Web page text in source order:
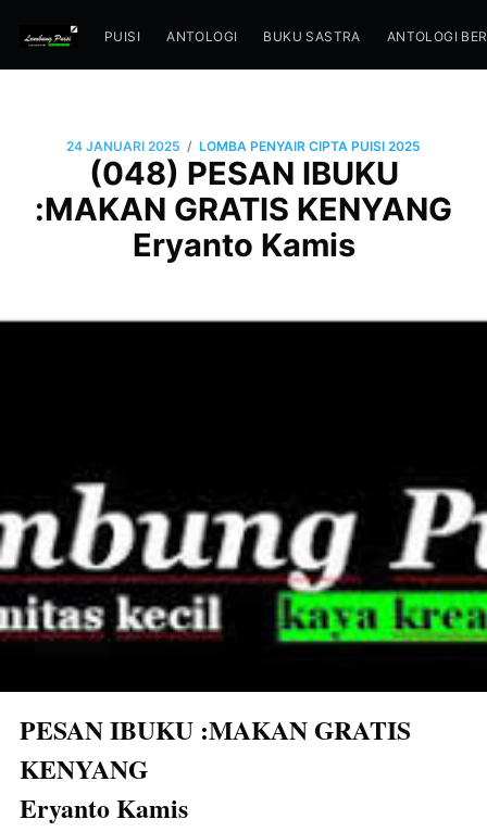
PUISI ANTOLOGI BUKU SASTRA ANTOLOGI
24 JANUARI 2025 / LOMBA PENYAIR CIPTA PUISI 2025
(048) PESAN IBUKU
:MAKAN GRATIS KENYANG
Eryanto Kamis
PESAN IBUKU :MAKAN GRATIS
KENYANG
Eryanto Kamis